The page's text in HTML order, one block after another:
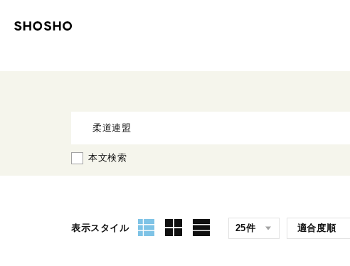
本文検索
表示スタイル